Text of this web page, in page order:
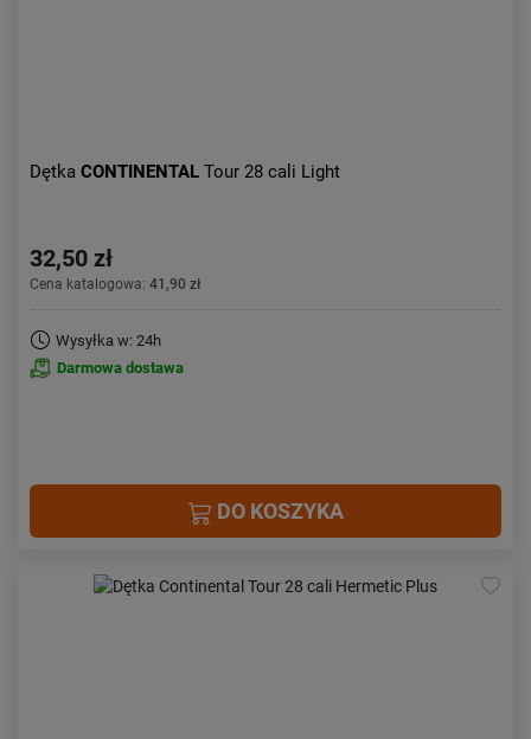
Dętka CONTINENTAL Tour 28 cali Light
32,50 zł
Cena katalogowa: 41,90 zł
Wysyłka w: 24h
Darmowa dostawa
DO KOSZYKA